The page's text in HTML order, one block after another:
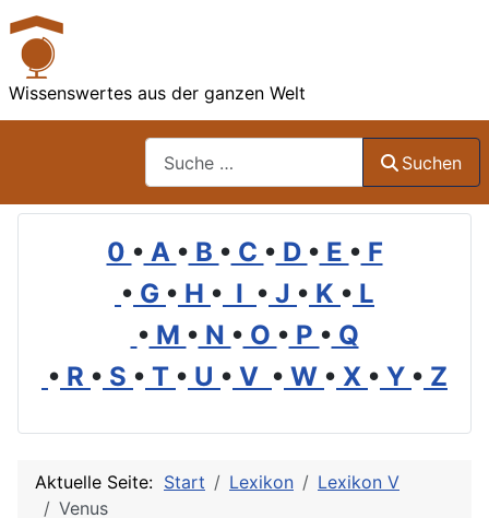
Wissenswertes aus der ganzen Welt
Suchen
0 • A • B • C • D • E • F
• G • H • I • J • K • L
• M • N • O • P • Q
• R • S • T • U • V • W • X • Y • Z
Aktuelle Seite: Start Lexikon
Lexikon V
Venus